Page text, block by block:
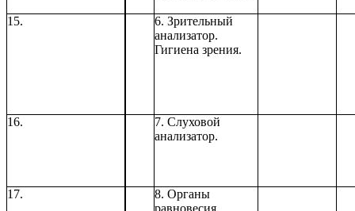
15.
6. Зрительный
анализатор.
Гигиена зрения.
16.
7. Слуховой
анализатор.
17.
8. Органы